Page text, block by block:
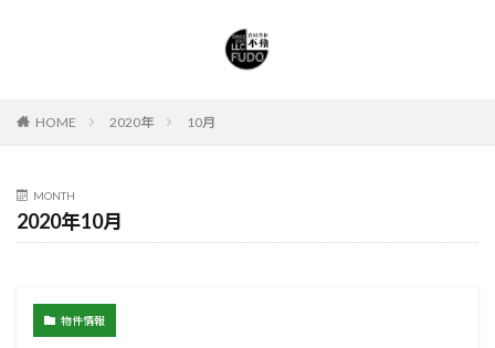
HOME 2020年 10月
MONTH
2020年10月
物件情報